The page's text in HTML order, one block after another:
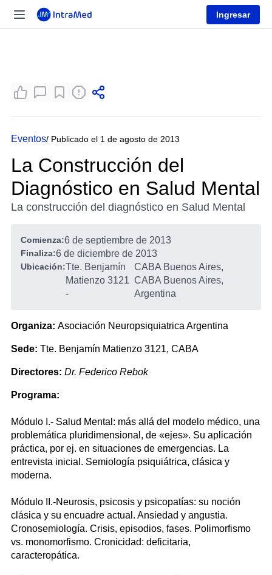
Ingresar
Eventos/ Publicado el 1 de agosto de 2013
La Construcción del
Diagnóstico en Salud Mental
La construcción del diagnóstico en Salud Mental
Comienza:6 de septiembre de 2013
Finaliza:6 de diciembre de 2013
Ubicación:Tte. Benjamín
Matienzo 3121
-
CABA Buenos Aires,
CABA Buenos Aires,
Argentina
Organiza: Asociación Neuropsiquiatrica Argentina
Sede: Tte. Benjamín Matienzo 3121, CABA
Directores: Dr. Federico Rebok
Programa:
Módulo I.- Salud Mental: más allá del modelo médico, una
problemática pluridimensional, de «ejes». Su aplicación
práctica, por ej. en situaciones de emergencias. La
entrevista inicial. Semiología psiquiátrica, clásica y
moderna.
Módulo II.-Neurosis, psicosis y psicopatías: su noción
clásica y su encuadre actual. Ansiedad y angustia.
Cronosemiología. Crisis, episodios, fases. Polimorfismo
vs. monomorfismo. Cronicidad: deficitaria,
caracteropática.